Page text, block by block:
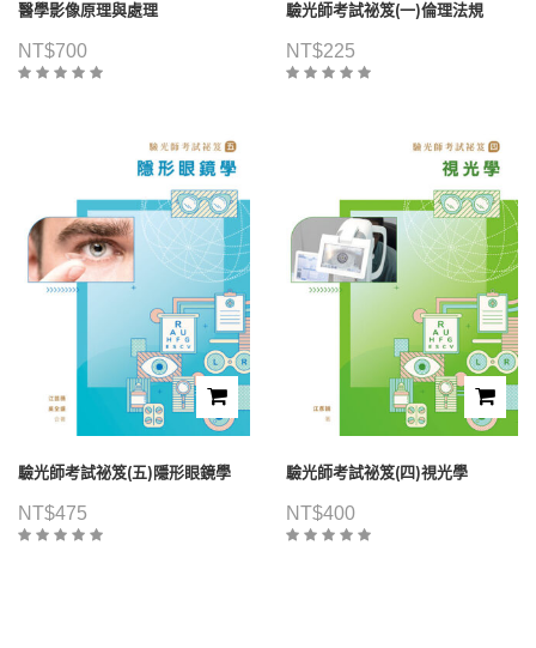
醫學影像原理與處理
NT$700
驗光師考試祕笈(一)倫理法規
NT$225
驗光師考試祕笈(五)隱形眼鏡學
NT$475
驗光師考試祕笈(四)視光學
NT$400